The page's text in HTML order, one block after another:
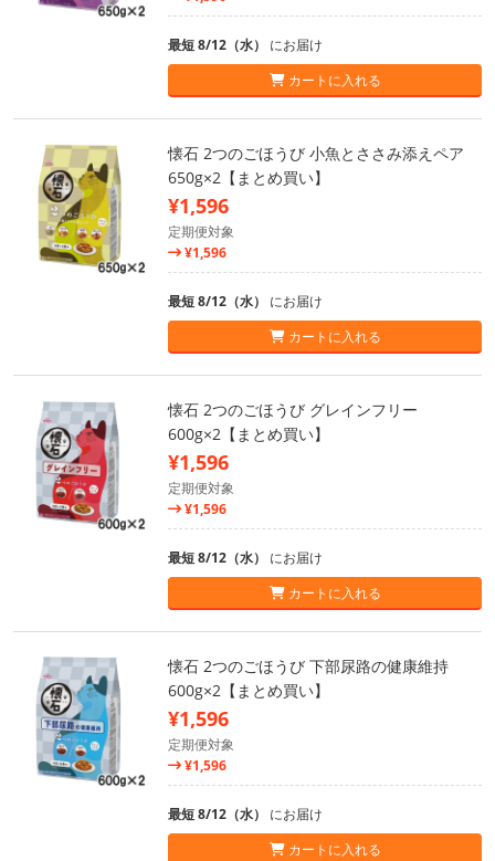
最短 8/12（水） にお届け
カートに入れる
懐石 2つのごほうび 小魚とささみ添えペア
650g×2【まとめ買い】
¥1,596
定期便対象
¥1,596
最短 8/12（水） にお届け
カートに入れる
懐石 2つのごほうび グレインフリー
600g×2【まとめ買い】
¥1,596
定期便対象
¥1,596
最短 8/12（水） にお届け
カートに入れる
懐石 2つのごほうび 下部尿路の健康維持
600g×2【まとめ買い】
¥1,596
定期便対象
¥1,596
最短 8/12（水） にお届け
カートに入れる